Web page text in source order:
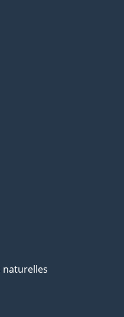
naturelles